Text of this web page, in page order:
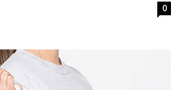
0